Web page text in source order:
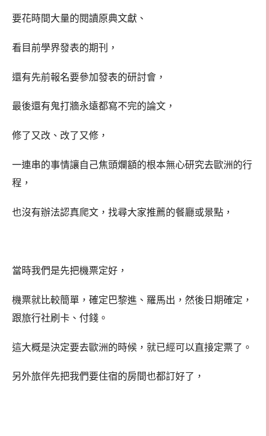
要花時間大量的閱讀原典文獻、
看目前學界發表的期刊，
還有先前報名要參加發表的研討會，
最後還有鬼打牆永遠都寫不完的論文，
修了又改、改了又修，
一連串的事情讓自己焦頭爛額的根本無心研究去歐洲的行
程，
也沒有辦法認真爬文，找尋大家推薦的餐廳或景點，
當時我們是先把機票定好，
機票就比較簡單，確定巴黎進、羅馬出，然後日期確定，
跟旅行社刷卡、付錢。
這大概是決定要去歐洲的時候，就已經可以直接定票了。
另外旅伴先把我們要住宿的房間也都訂好了，